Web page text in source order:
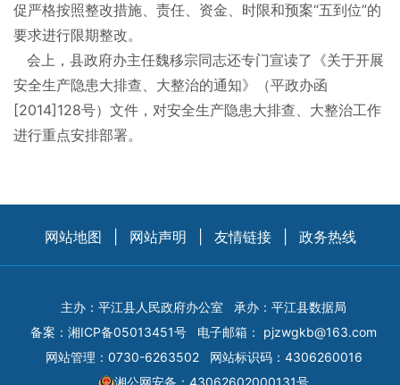
促严格按照整改措施、责任、资金、时限和预案“五到位”的
要求进行限期整改。
会上，县政府办主任魏移宗同志还专门宣读了《关于开展
安全生产隐患大排查、大整治的通知》（平政办函
[2014]128号）文件，对安全生产隐患大排查、大整治工作
进行重点安排部署。
网站地图 网站声明 友情链接 政务热线
主办：平江县人民政府办公室
承办：平江县数据局
备案： 湘ICP备05013451号 电子邮箱： pjzwgkb@163.com
网站管理：0730-6263502
网站标识码：4306260016